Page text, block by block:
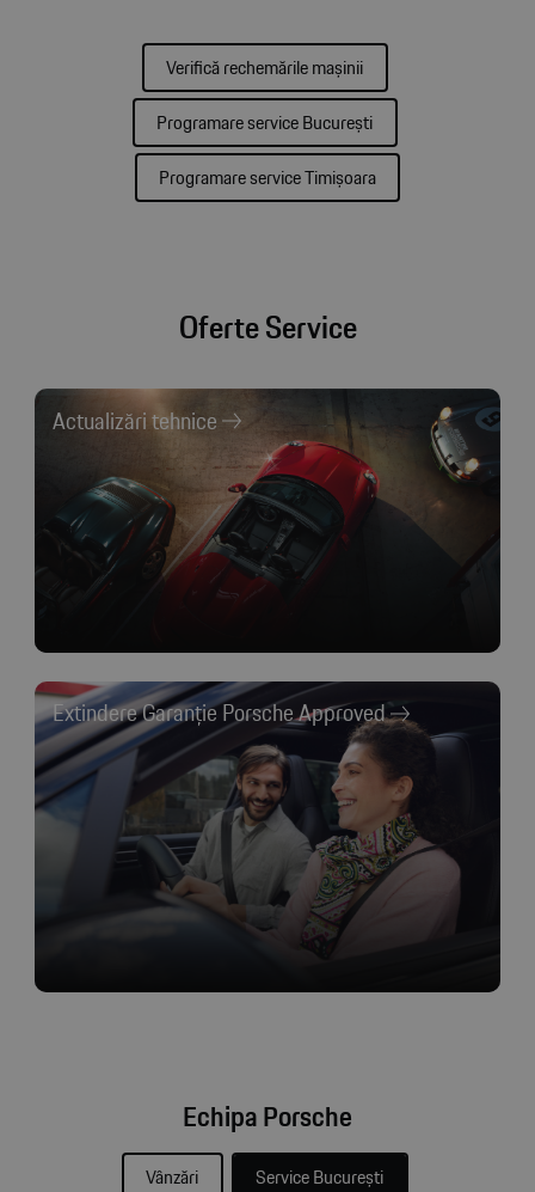
Verifică rechemările mașinii
Programare service București
Programare service Timișoara
Oferte Service
Actualizări tehnice
Extindere Garanție Porsche Approved
Echipa Porsche
Vânzări
Service București